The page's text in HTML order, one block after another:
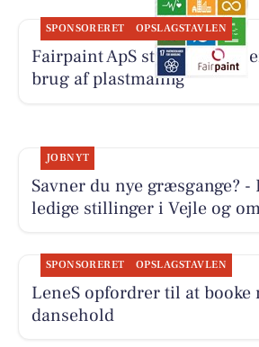
SPONSORERET OPSLAGSTAVLEN
Fairpaint ApS starter
brug af plastmaling
JOBNYT
Savner du nye græsgange? -
ledige stillinger i Vejle og
SPONSORERET OPSLAGSTAVLEN
LeneS opfordrer til at booke
dansehold